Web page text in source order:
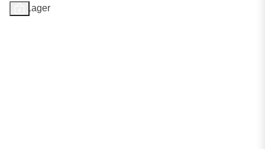
Auf Lager